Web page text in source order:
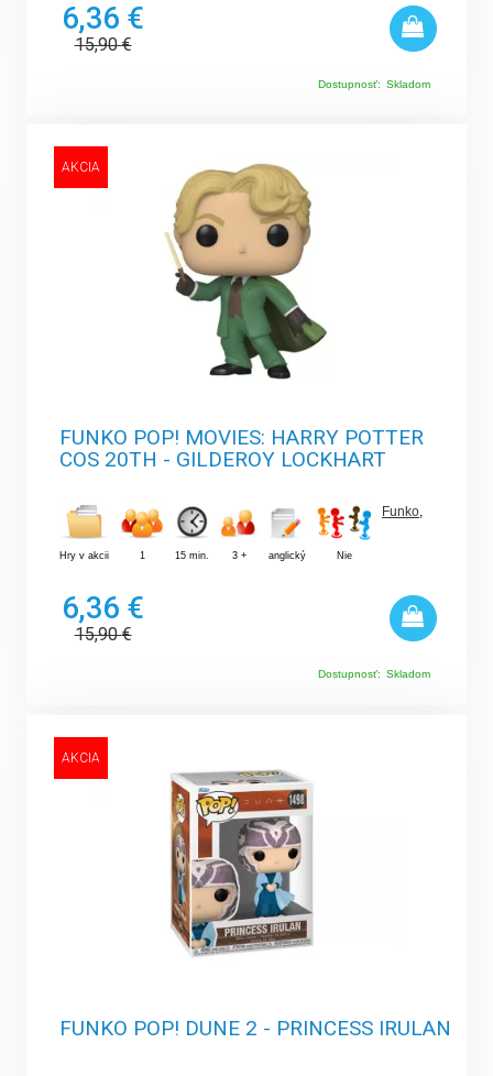
6,36 €
15,90€
Dostupnosť: Skladom
AKCIA
FUNKO POP! MOVIES: HARRY POTTER
COS 20TH - GILDEROY LOCKHART
Hry v akcii 1 15 min. 3 + anglický Nie
Funko,
6,36 €
15,90€
Dostupnosť: Skladom
AKCIA
FUNKO POP! DUNE 2 - PRINCESS IRULAN